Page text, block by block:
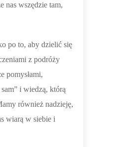
nas wszędzie tam,
po to, aby dzielić się
z podróży
pomysłami,
i wiedzą, którą
również nadzieję,
wiarą w siebie i